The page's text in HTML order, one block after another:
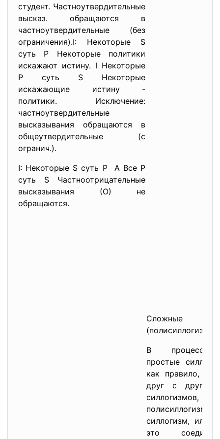
студент. Частноутвердительные
высказ. обращаются в
частноутвердительные (без
ограничения).I: Некоторые S
суть Р Некоторые политики
искажают истину. I Некоторые
Р суть S Некоторые
искажающие истину -
политики. Исключение:
частноутвердительные
высказывания обращаются в
общеутвердительные (с
огранич.).
I: Некоторые S суть Р А Все Р
суть S Частноотрицательные
высказывания (О) не
обращаются.
Сложные
(полисиллогизмы).
В процессе
простые
как правило, в
друг с другом,
силлогизм, или
это